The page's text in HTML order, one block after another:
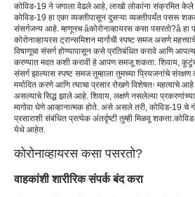
कोविड-19 ने जगाला वेढले आहे, लाखो लोकांना संक्रमित केले
कोविड-19 हा एका व्यक्तीपासून दुसऱ्या व्यक्तीपर्यंत पसरू
संसर्गजन्य आहे. म्हणूनच âकोरोनाव्हायरस कसा पसरतो?â हा
कोरोनाव्हायरस ट्रान्समिशन मार्गांची स्पष्ट समज असणे
विषाणूचा संसर्ग होण्यापासून कसे प्रतिबंधित करावे आणि
करण्यात मदत कशी करावी हे आपण समजू शकता. शिवाय,
संसर्ग झाल्यास स्पष्ट समज तुम्हाला तुमच्या प्रियजनांचे
मर्यादित करणे आणि त्याचा प्रसार रोखणे विशेषतः महत्वाचे
असल्याचे सिद्ध झाले आहे. शिवाय, लक्षणे नसलेल्या प्रकरणांच्या
मागोवा घेणे आव्हानात्मक होते. असे असले तरी, कोविड-19 चे
प्रसाराशी संबंधित प्रत्येक अंतर्दृष्टी तुम्ही मिळवू
येथे आहेत.
कोरोनाव्हायरस कसा पसरतो?
वाहकांशी शारीरिक संपर्क बंद करा